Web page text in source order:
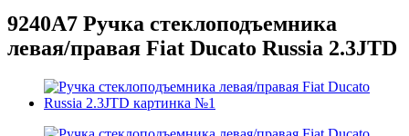
9240A7 Ручка стеклоподъемника
левая/правая Fiat Ducato Russia 2.3JTD